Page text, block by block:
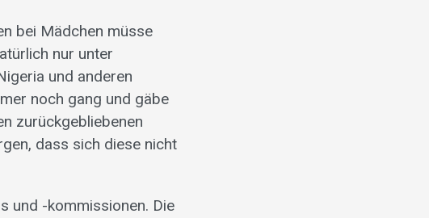
bei Mädchen müsse
nur unter
und anderen
noch gang und gäbe
zurückgebliebenen
dass sich diese nicht
und -kommissionen. Die